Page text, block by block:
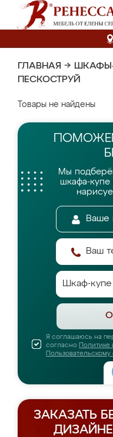
ГЛАВНАЯ →
ПЕСКОСТРУЙ
Товары не найдены
Мы
шкафа-купе
Я соглашаюсь на
согласно Политике
ЗАКАЗАТЬ